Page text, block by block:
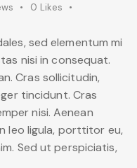
0 Likes
sed elementum mi
nisi in consequat.
Cras sollicitudin,
tincidunt. Cras
nisi. Aenean
leo ligula, porttitor eu,
Sed ut perspiciatis,